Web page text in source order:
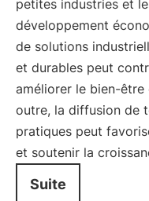
petites industries et
développement
de solutions
et durables peut
améliorer le bien-être
outre, la diffusion de
pratiques peut
et soutenir la
Suite